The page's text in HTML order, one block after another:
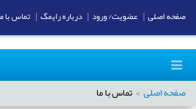
صفحه اصلی تماس با ما
صفحه اصلی عضویت/ ورود درباره رایمگ تماس با ما